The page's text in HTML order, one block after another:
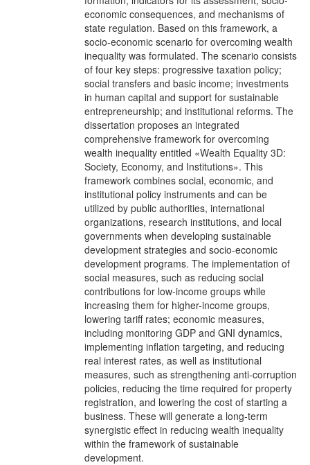
economic consequences, and mechanisms of
state regulation. Based on this framework, a
socio-economic scenario for overcoming wealth
inequality was formulated. The scenario consists
of four key steps: progressive taxation policy;
social transfers and basic income; investments
in human capital and support for sustainable
entrepreneurship; and institutional reforms. The
dissertation proposes an integrated
comprehensive framework for overcoming
wealth inequality entitled «Wealth Equality 3D:
Society, Economy, and Institutions». This
framework combines social, economic, and
institutional policy instruments and can be
utilized by public authorities, international
organizations, research institutions, and local
governments when developing sustainable
development strategies and socio-economic
development programs. The implementation of
social measures, such as reducing social
contributions for low-income groups while
increasing them for higher-income groups,
lowering tariff rates; economic measures,
including monitoring GDP and GNI dynamics,
implementing inflation targeting, and reducing
real interest rates, as well as institutional
measures, such as strengthening anti-corruption
policies, reducing the time required for property
registration, and lowering the cost of starting a
business. These will generate a long-term
synergistic effect in reducing wealth inequality
within the framework of sustainable
development.